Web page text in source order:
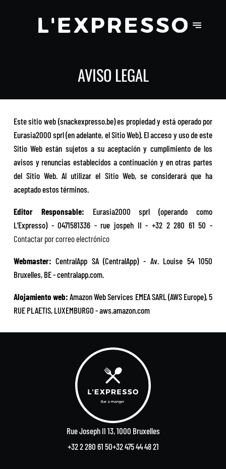
AVISO LEGAL
Este sitio web (snackexpresso.be) es propiedad y está operado por
Eurasia2000 sprl (en adelante, el Sitio Web). El acceso y uso de este
Sitio Web están sujetos a su aceptación y cumplimiento de los
avisos y renuncias establecidos a continuación y en otras partes
del Sitio Web. Al utilizar el Sitio Web, se considerará que ha
aceptado estos términos.
Editor Responsable: Eurasia2000 sprl (operando como
L'Expresso) - 0471581336 - rue jospeh II - +32 2 280 61 50 -
Contactar por correo electrónico
Webmaster:CentralApp SA (CentralApp) - Av. Louise 54 1050
Bruxelles, BE - centralapp.com.
Alojamiento web:Amazon Web Services EMEA SARL (AWS Europe), 5
RUE PLAETIS, LUXEMBURGO - aws.amazon.com
Rue Joseph II 13, 1000 Bruxelles
+32 2 280 61 50+32 475 44 48 21